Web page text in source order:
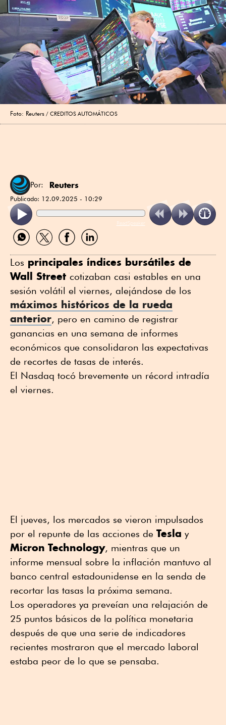
Foto: Reuters CREDITOS AUTOMÁTICOS
Por: Reuters
Publicado: 12.09.2025 - 10:29
ReadSpeaker
Compartir
por
Compartir
por
Compartir
por
Compartir
por
Los principales índices bursátiles de
Wall Street cotizaban casi estables en una
sesión volátil el viernes, alejándose de los
máximos históricos de la rueda
anterior, pero en camino de registrar
ganancias en una semana de informes
económicos que consolidaron las expectativas
de recortes de tasas de interés.
El Nasdaq tocó brevemente un récord intradía
el viernes.
El jueves, los mercados se vieron impulsados
por el repunte de las acciones de Tesla y
Micron Technology, mientras que un
informe mensual sobre la inflación mantuvo al
banco central estadounidense en la senda de
recortar las tasas la próxima semana.
Los operadores ya preveían una relajación de
25 puntos básicos de la política monetaria
después de que una serie de indicadores
recientes mostraron que el mercado laboral
estaba peor de lo que se pensaba.